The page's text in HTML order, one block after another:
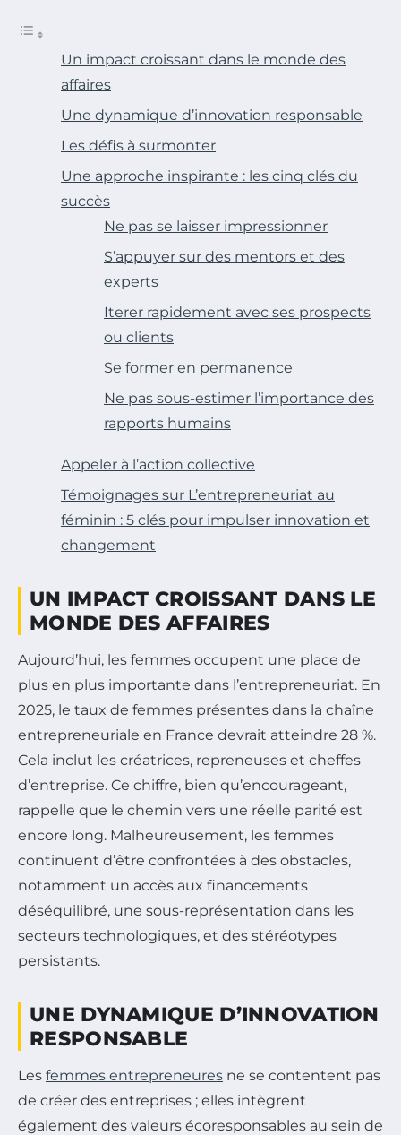
Un impact croissant dans le monde des
affaires
Une dynamique d’innovation responsable
Les défis à surmonter
Une approche inspirante : les cinq clés du
succès
Ne pas se laisser impressionner
S’appuyer sur des mentors et des
experts
Iterer rapidement avec ses prospects
ou clients
Se former en permanence
Ne pas sous-estimer l’importance des
rapports humains
Appeler à l’action collective
Témoignages sur L’entrepreneuriat au
féminin : 5 clés pour impulser innovation et
changement
UN IMPACT CROISSANT DANS LE
MONDE DES AFFAIRES
Aujourd’hui, les femmes occupent une place de
plus en plus importante dans l’entrepreneuriat. En
2025, le taux de femmes présentes dans la chaîne
entrepreneuriale en France devrait atteindre 28 %.
Cela inclut les créatrices, repreneuses et cheffes
d’entreprise. Ce chiffre, bien qu’encourageant,
rappelle que le chemin vers une réelle parité est
encore long. Malheureusement, les femmes
continuent d’être confrontées à des obstacles,
notamment un accès aux financements
déséquilibré, une sous-représentation dans les
secteurs technologiques, et des stéréotypes
persistants.
UNE DYNAMIQUE D’INNOVATION
RESPONSABLE
Les femmes entrepreneures ne se contentent pas
de créer des entreprises ; elles intègrent
également des valeurs écoresponsables au sein de